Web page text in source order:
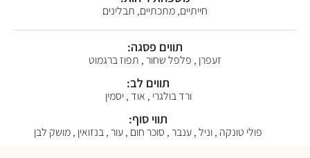
חייתיים, מתכתיים, תבלינים
תווים פסגה:
זעפרן , פלפל שחור , תפוז ברגמוט
תווים לב:
ורד בולגרי , אוד , יסמין
תווי סוף:
פולי טונקה , וניל , ענבר , סוכר חום , עור , בנזואין , מושק לבן